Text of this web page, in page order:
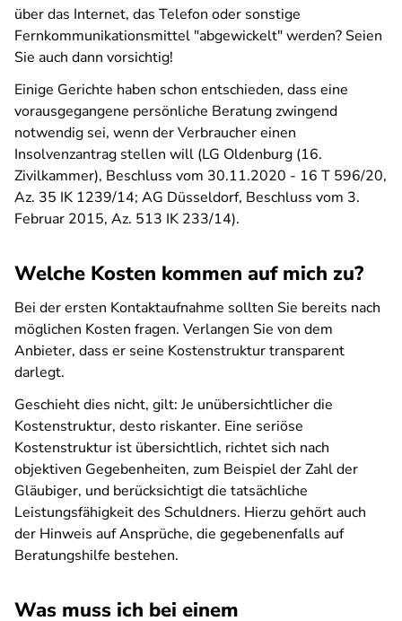
über das Internet, das Telefon oder sonstige
Fernkommunikationsmittel "abgewickelt" werden? Seien
Sie auch dann vorsichtig!
Einige Gerichte haben schon entschieden, dass eine
vorausgegangene persönliche Beratung zwingend
notwendig sei, wenn der Verbraucher einen
Insolvenzantrag stellen will (LG Oldenburg (16.
Zivilkammer), Beschluss vom 30.11.2020 - 16 T 596/20,
Az. 35 IK 1239/14; AG Düsseldorf, Beschluss vom 3.
Februar 2015, Az. 513 IK 233/14).
Welche Kosten kommen auf mich zu?
Bei der ersten Kontaktaufnahme sollten Sie bereits nach
möglichen Kosten fragen. Verlangen Sie von dem
Anbieter, dass er seine Kostenstruktur transparent
darlegt.
Geschieht dies nicht, gilt: Je unübersichtlicher die
Kostenstruktur, desto riskanter. Eine seriöse
Kostenstruktur ist übersichtlich, richtet sich nach
objektiven Gegebenheiten, zum Beispiel der Zahl der
Gläubiger, und berücksichtigt die tatsächliche
Leistungsfähigkeit des Schuldners. Hierzu gehört auch
der Hinweis auf Ansprüche, die gegebenenfalls auf
Beratungshilfe bestehen.
Was muss ich bei einem